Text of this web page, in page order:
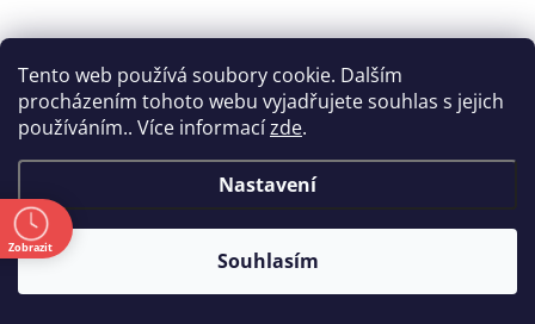
Tento web používá soubory cookie. Dalším
procházením tohoto webu vyjadřujete souhlas s jejich
používáním.. Více informacízde.
Nastavení
Souhlasím
Šroubováky elektro, SET, 6 ks (118413)
Skladem(1 ks) Kód:9985787
450 Kč
Zobrazit